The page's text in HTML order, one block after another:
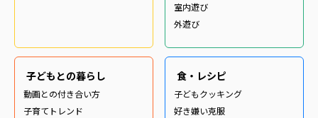
室内遊び
外遊び
子どもとの暮らし
動画との付き合い方
子育てトレンド
食・レシピ
子どもクッキング
好き嫌い克服